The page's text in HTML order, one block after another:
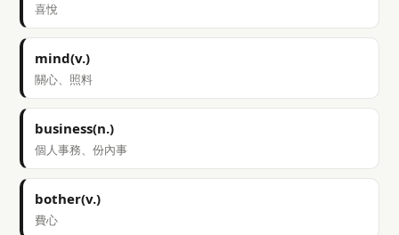
喜悅
mind(v.)
關心、照料
business(n.)
個人事務、份內事
bother(v.)
費心